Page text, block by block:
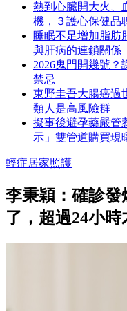
熱到心臟開大火、
機，３護心保健品
睡眠不足增加脂肪
與肝病的連鎖關係
2026鬼門開幾號？
禁忌
東野圭吾大腸癌過
類人是高風險群
擬事後避孕藥嚴管
示」雙管道購買現
輕症居家照護
李秉穎：確診
了，超過24小